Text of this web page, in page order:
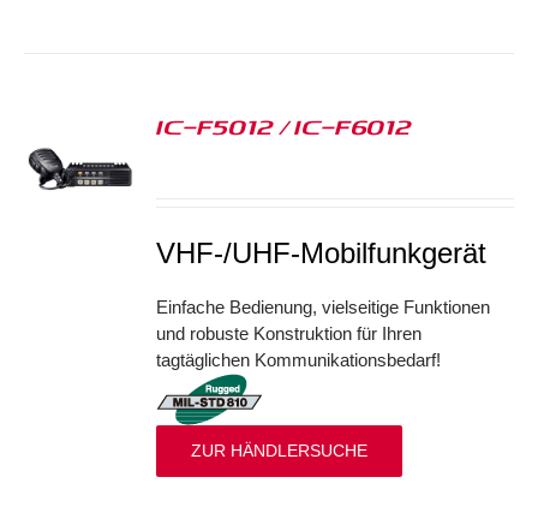
IC-F5012 / IC-F6012
VHF-/UHF-Mobilfunkgerät
Einfache Bedienung, vielseitige Funktionen
und robuste Konstruktion für Ihren
tagtäglichen Kommunikationsbedarf!
ZUR HÄNDLERSUCHE